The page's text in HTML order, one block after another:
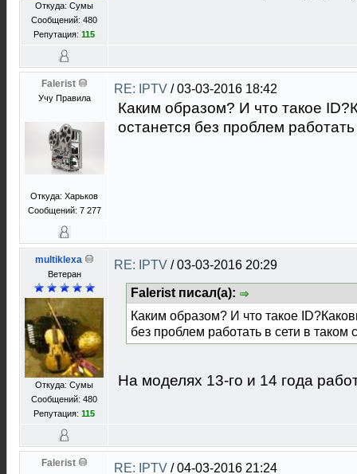
Откуда: Сумы
Сообщений: 480
Репутация: 115
Falerist
Учу Правила
Откуда: Харьков
Сообщений: 7 277
RE: IPTV /03-03-2016 18:42
Каким образом? И что такое
останется без проблем
multiklexa
Ветеран
Откуда: Сумы
Сообщений: 480
Репутация: 115
RE: IPTV /03-03-2016 20:29
Falerist писал(а):
Каким образом? И что такое
без проблем работать в сети в таком
На моделях 13-го и 14 года
Falerist RE: IPTV /04-03-2016 21:24